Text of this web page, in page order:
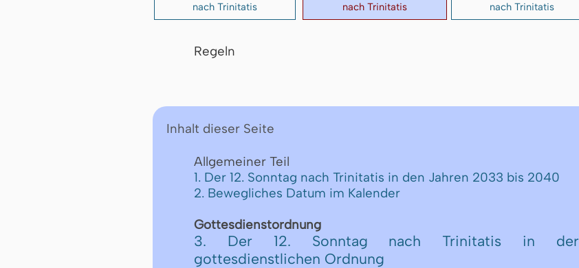
nach Trinitatis
nach Trinitatis
nach Trinitatis
Regeln
Inhalt dieser Seite
Allgemeiner Teil
1. Der 12. Sonntag nach Trinitatis in den Jahren 2033 bis 2040
2. Bewegliches Datum im Kalender
Gottesdienstordnung
3. Der 12. Sonntag nach Trinitatis in der
gottesdienstlichen Ordnung